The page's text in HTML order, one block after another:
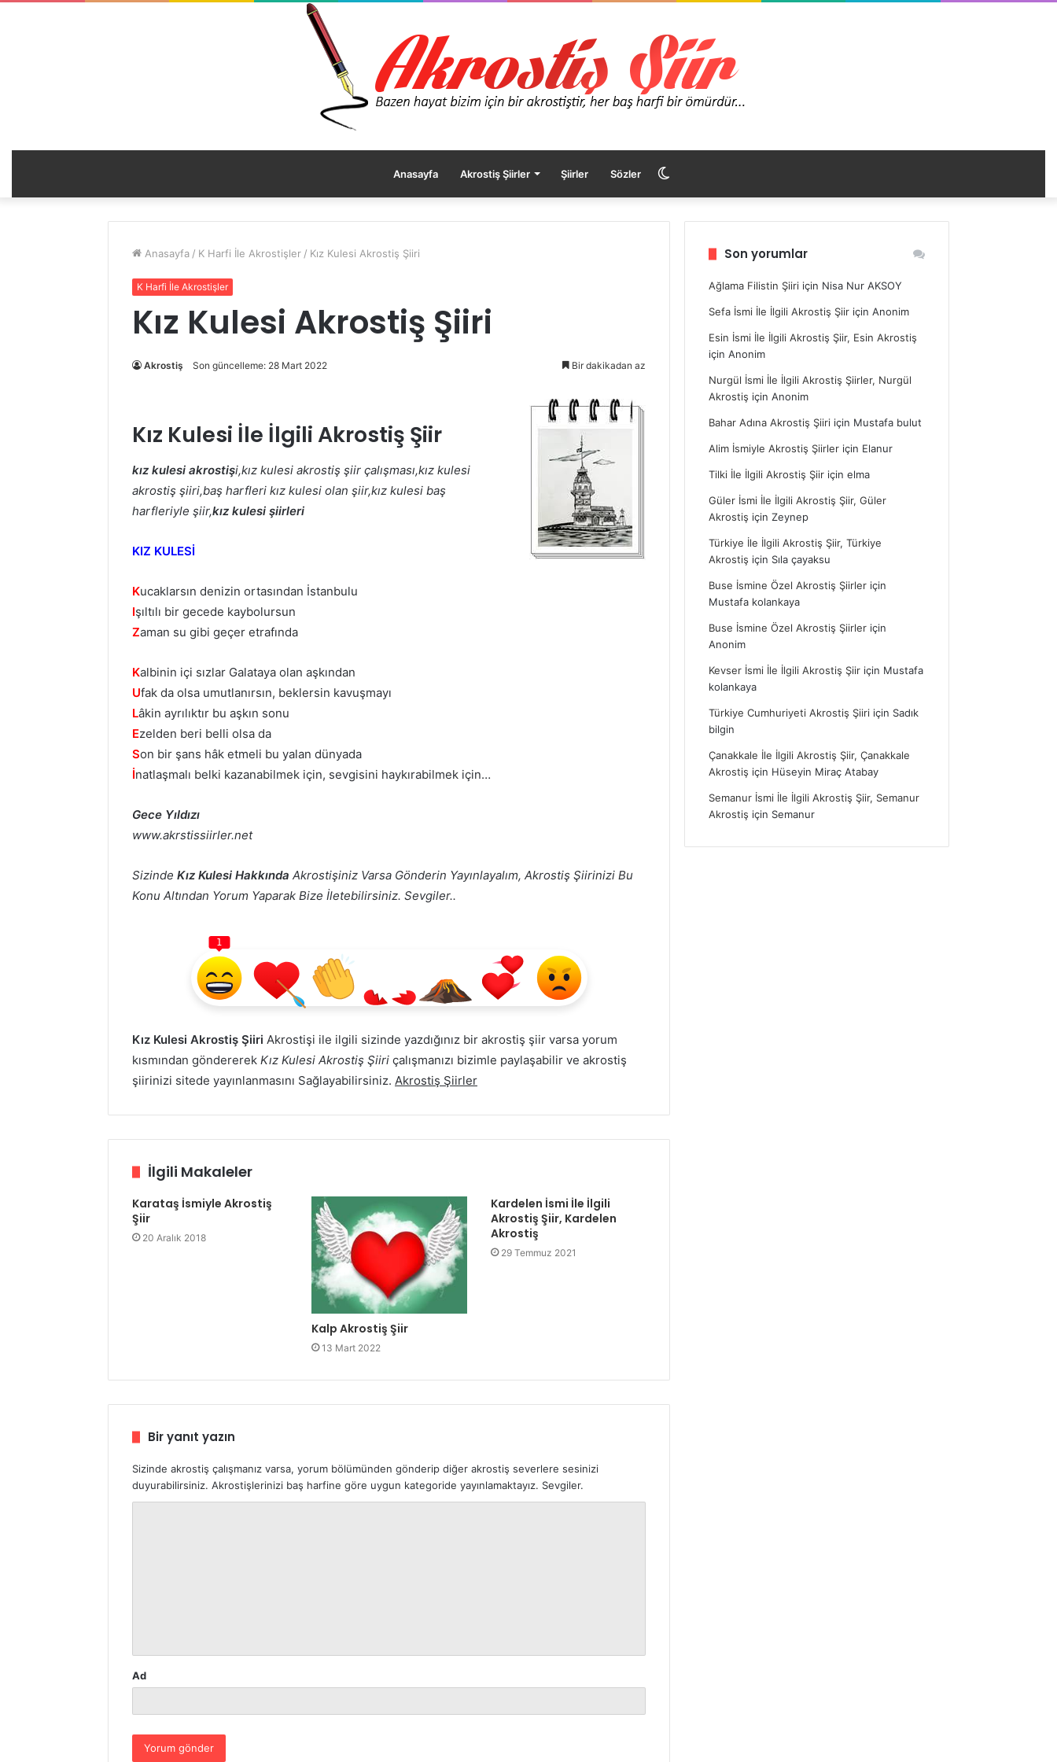
Anasayfa Akrostiş Şiirler Şiirler Sözler
görünümü
Anasayfa / K Harfi İle Akrostişler / Kız Kulesi Akrostiş Şiiri
K Harfi İle Akrostişler
Kız Kulesi Akrostiş Şiiri
Akrostiş Son güncelleme: 28 Mart 2022 Bir dakikadan az
Kız Kulesi İle İlgili Akrostiş Şiir
kız kulesi akrostişi,kız kulesi akrostiş şiir çalışması,kız kulesi
akrostiş şiiri,baş harfleri kız kulesi olan şiir,kız kulesi baş
harfleriyle şiir,kız kulesi şiirleri
KIZ KULESİ
Kucaklarsın denizin ortasından İstanbulu
Işıltılı bir gecede kaybolursun
Zaman su gibi geçer etrafında
Kalbinin içi sızlar Galataya olan aşkından
Ufak da olsa umutlanırsın, beklersin kavuşmayı
Lâkin ayrılıktır bu aşkın sonu
Ezelden beri belli olsa da
Son bir şans hâk etmeli bu yalan dünyada
İnatlaşmalı belki kazanabilmek için, sevgisini haykırabilmek için…
Gece Yıldızı
www.akrstissiirler.net
Sizinde Kız Kulesi Hakkında Akrostişiniz Varsa Gönderin Yayınlayalım, Akrostiş Şiirinizi Bu
Konu Altından Yorum Yaparak Bize İletebilirsiniz. Sevgiler..
1
Kız Kulesi Akrostiş Şiiri Akrostişi ile ilgili sizinde yazdığınız bir akrostiş şiir varsa yorum
kısmından göndererek Kız Kulesi Akrostiş Şiiri çalışmanızı bizimle paylaşabilir ve akrostiş
şiirinizi sitede yayınlanmasını Sağlayabilirsiniz. Akrostiş Şiirler
İlgili Makaleler
Karataş İsmiyle Akrostiş
Şiir
20 Aralık 2018
Kalp Akrostiş Şiir
13 Mart 2022
Kardelen İsmi İle İlgili
Akrostiş Şiir, Kardelen
Akrostiş
29 Temmuz 2021
Bir yanıt yazın
Sizinde akrostiş çalışmanız varsa, yorum bölümünden gönderip diğer akrostiş severlere sesinizi
duyurabilirsiniz. Akrostişlerinizi baş harfine göre uygun kategoride yayınlamaktayız. Sevgiler.
Ad
Son yorumlar
Ağlama Filistin Şiiri için Nisa Nur AKSOY
Sefa İsmi İle İlgili Akrostiş Şiir içinAnonim
Esin İsmi İle İlgili Akrostiş Şiir, Esin Akrostiş
içinAnonim
Nurgül İsmi İle İlgili Akrostiş Şiirler, Nurgül
Akrostiş içinAnonim
Bahar Adına Akrostiş Şiiri için Mustafa bulut
Alim İsmiyle Akrostiş Şiirler için Elanur
Tilki İle İlgili Akrostiş Şiir içinelma
Güler İsmi İle İlgili Akrostiş Şiir, Güler
Akrostiş içinZeynep
Türkiye İle İlgili Akrostiş Şiir, Türkiye
Akrostiş için Sıla çayaksu
Buse İsmine Özel Akrostiş Şiirler için
Mustafa kolankaya
Buse İsmine Özel Akrostiş Şiirler için
Anonim
Kevser İsmi İle İlgili Akrostiş Şiir için Mustafa
kolankaya
Türkiye Cumhuriyeti Akrostiş Şiiri için Sadık
bilgin
Çanakkale İle İlgili Akrostiş Şiir, Çanakkale
Akrostiş için Hüseyin Miraç Atabay
Semanur İsmi İle İlgili Akrostiş Şiir, Semanur
Akrostiş için Semanur